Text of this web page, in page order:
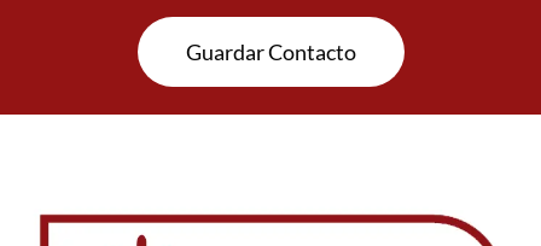
Guardar Contacto